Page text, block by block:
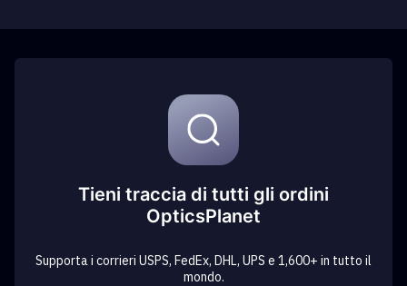
Tieni traccia di tutti gli ordini
OpticsPlanet
Supporta i corrieri USPS, FedEx, DHL, UPS e 1,600+ in tutto il
mondo.